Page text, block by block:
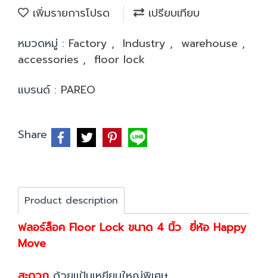
เพิ่มรายการโปรด
เปรียบเทียบ
หมวดหมู่ : Factory , Industry , warehouse ,
accessories , floor lock
แบรนด์ : PAREO
Share
Product description
ฟลอร์ล็อค Floor Lock ขนาด 4 นิ้ว ยี่ห้อ Happy
Move